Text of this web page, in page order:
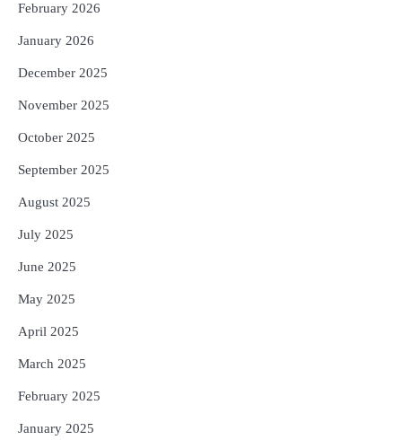
February 2026
January 2026
December 2025
November 2025
October 2025
September 2025
August 2025
July 2025
June 2025
May 2025
April 2025
March 2025
February 2025
January 2025